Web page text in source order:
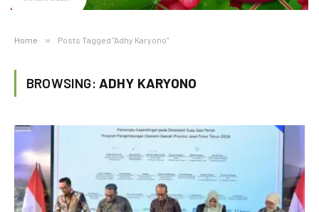
Home » Posts Tagged "Adhy Karyono"
BROWSING: ADHY KARYONO